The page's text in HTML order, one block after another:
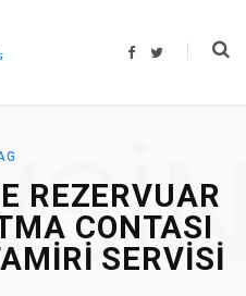
F
T
REZERVUAR
CONTASI
SERVISI